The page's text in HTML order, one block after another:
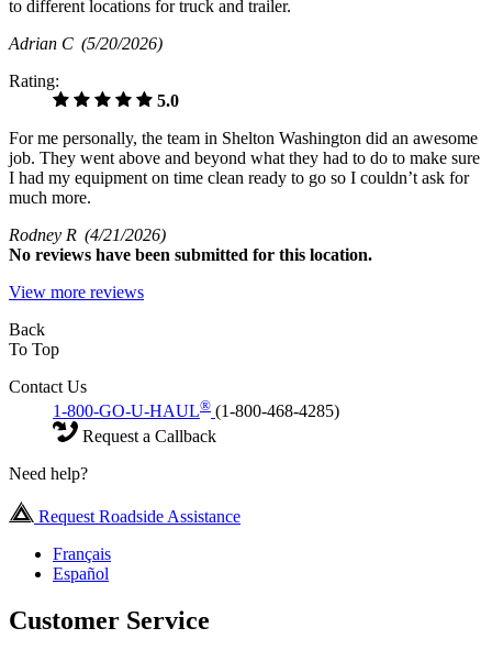
to different locations for truck and trailer.
Adrian C (5/20/2026)
Rating:
5.0
For me personally, the team in Shelton Washington did an awesome
job. They went above and beyond what they had to do to make sure
I had my equipment on time clean ready to go so I couldn’t ask for
much more.
Rodney R (4/21/2026)
No reviews have been submitted for this location.
View more reviews
Back
To Top
Contact Us
1-800-GO-U-HAUL® (1-800-468-4285)
Request a Callback
Need help?
Request Roadside Assistance
Français
Español
Customer Service